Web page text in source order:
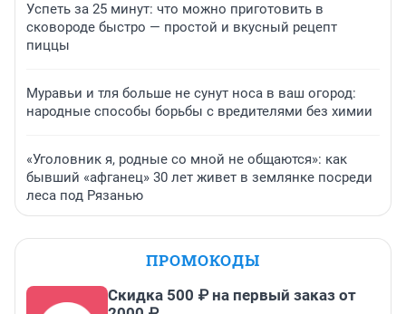
Успеть за 25 минут: что можно приготовить в
сковороде быстро — простой и вкусный рецепт
пиццы
Муравьи и тля больше не сунут носа в ваш огород:
народные способы борьбы с вредителями без химии
«Уголовник я, родные со мной не общаются»: как
бывший «афганец» 30 лет живет в землянке посреди
леса под Рязанью
ПРОМОКОДЫ
Скидка 500 ₽ на первый заказ от